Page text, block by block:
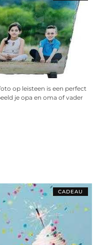
op leisteen is een perfect
je opa en oma of vader
CADEAU